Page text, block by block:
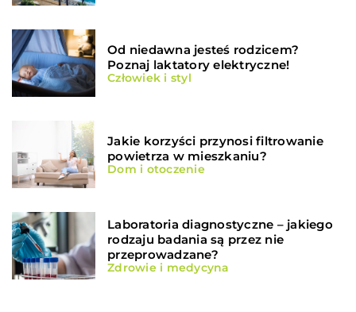
Od niedawna jesteś rodzicem?
Poznaj laktatory elektryczne!
Człowiek i styl
Jakie korzyści przynosi filtrowanie
powietrza w mieszkaniu?
Dom i otoczenie
Laboratoria diagnostyczne – jakiego
rodzaju badania są przez nie
przeprowadzane?
Zdrowie i medycyna